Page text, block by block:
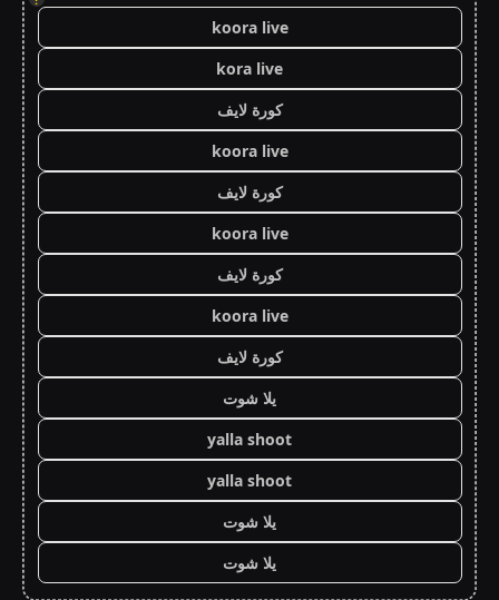
koora live
kora live
كورة لايف
koora live
كورة لايف
koora live
كورة لايف
koora live
كورة لايف
يلا شوت
yalla shoot
yalla shoot
يلا شوت
يلا شوت